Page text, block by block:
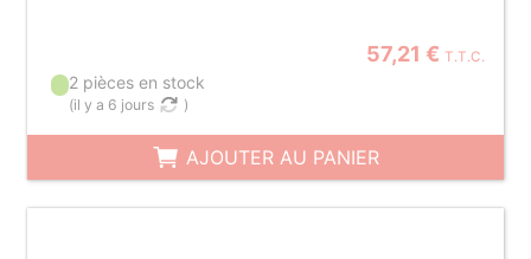
57,21 € T.T.C.
2 pièces en stock
(il y a 6 jours )
AJOUTER AU PANIER